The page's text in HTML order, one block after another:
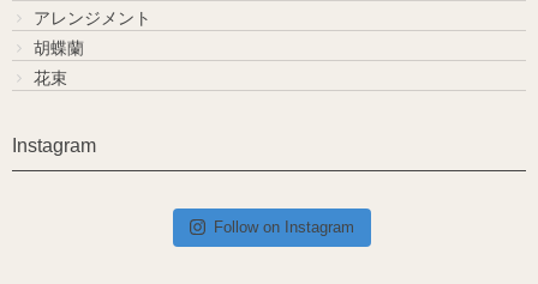
アレンジメント
胡蝶蘭
花束
Instagram
Follow on Instagram